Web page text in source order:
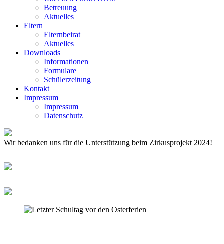
Betreuung
Aktuelles
Eltern
Elternbeirat
Aktuelles
Downloads
Informationen
Formulare
Schülerzeitung
Kontakt
Impressum
Impressum
Datenschutz
Wir bedanken uns für die Unterstützung beim Zirkusprojekt 2024!